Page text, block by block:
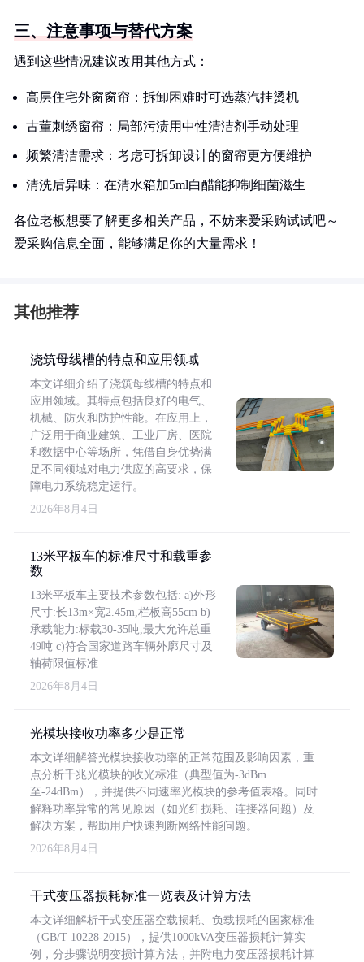
三、注意事项与替代方案
遇到这些情况建议改用其他方式：
高层住宅外窗窗帘：拆卸困难时可选蒸汽挂烫机
古董刺绣窗帘：局部污渍用中性清洁剂手动处理
频繁清洁需求：考虑可拆卸设计的窗帘更方便维护
清洗后异味：在清水箱加5ml白醋能抑制细菌滋生
各位老板想要了解更多相关产品，不妨来爱采购试试吧～
爱采购信息全面，能够满足你的大量需求！
其他推荐
浇筑母线槽的特点和应用领域
本文详细介绍了浇筑母线槽的特点和
应用领域。其特点包括良好的电气、
机械、防火和防护性能。在应用上，
广泛用于商业建筑、工业厂房、医院
和数据中心等场所，凭借自身优势满
足不同领域对电力供应的高要求，保
障电力系统稳定运行。
2026年8月4日
13米平板车的标准尺寸和载重参
数
13米平板车主要技术参数包括: a)外形
尺寸:长13m×宽2.45m,栏板高55cm b)
承载能力:标载30-35吨,最大允许总重
49吨 c)符合国家道路车辆外廓尺寸及
轴荷限值标准
2026年8月4日
光模块接收功率多少是正常
本文详细解答光模块接收功率的正常范围及影响因素，重
点分析千兆光模块的收光标准（典型值为-3dBm
至-24dBm），并提供不同速率光模块的参考值表格。同时
解释功率异常的常见原因（如光纤损耗、连接器问题）及
解决方案，帮助用户快速判断网络性能问题。
2026年8月4日
干式变压器损耗标准一览表及计算方法
本文详细解析干式变压器空载损耗、负载损耗的国家标准
（GB/T 10228-2015），提供1000kVA变压器损耗计算实
例，分步骤说明变损计算方法，并附电力变压器损耗计算